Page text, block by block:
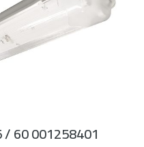
/ 60 001258401